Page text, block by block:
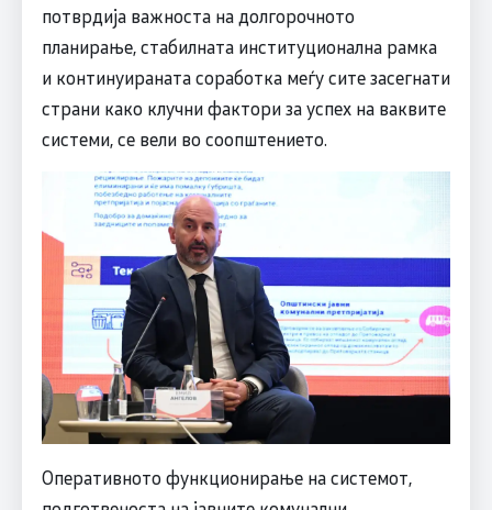
потврдија важноста на долгорочното
планирање, стабилната институционална рамка
и континуираната соработка меѓу сите засегнати
страни како клучни фактори за успех на ваквите
системи, се вели во соопштението.
Оперативното функционирање на системот,